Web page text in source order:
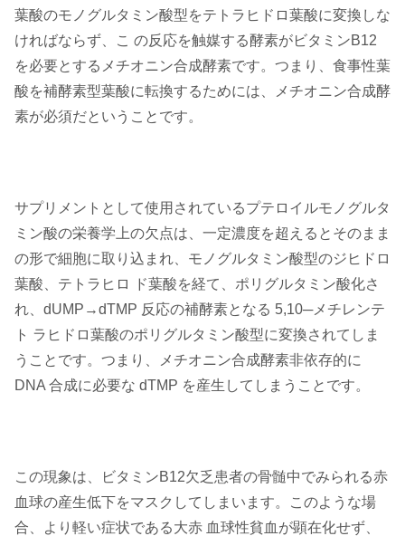
葉酸のモノグルタミン酸型をテトラヒドロ葉酸に変換しな
ければならず、こ の反応を触媒する酵素がビタミンB12
を必要とするメチオニン合成酵素です。つまり、食事性葉
酸を補酵素型葉酸に転換するためには、メチオニン合成酵
素が必須だということです。
サプリメントとして使用されているプテロイルモノグルタ
ミン酸の栄養学上の欠点は、一定濃度を超えるとそのまま
の形で細胞に取り込まれ、モノグルタミン酸型のジヒドロ
葉酸、テトラヒロ ド葉酸を経て、ポリグルタミン酸化さ
れ、dUMP→dTMP 反応の補酵素となる 5,10─メチレンテ
ト ラヒドロ葉酸のポリグルタミン酸型に変換されてしま
うことです。つまり、メチオニン合成酵素非依存的に
DNA 合成に必要な dTMP を産生してしまうことです。
この現象は、ビタミンB12欠乏患者の骨髄中でみられる赤
血球の産生低下をマスクしてしまいます。このような場
合、より軽い症状である大赤 血球性貧血が顕在化せず、